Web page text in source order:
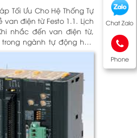
Chat Zalo
Phone
Tối Ưu Cho Hệ Thống Tự
ngành tự động hóa
lập vào năm 1925 tại